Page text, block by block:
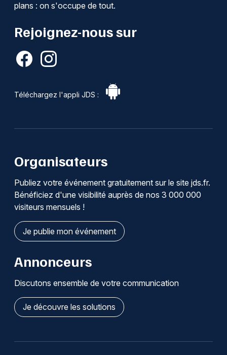
plans : on s'occupe de tout.
Rejoignez-nous sur
Téléchargez l'appli JDS :
Organisateurs
Publiez votre événement gratuitement sur le site jds.fr.
Bénéficiez d'une visibilité auprès de nos 3 000 000
visiteurs mensuels !
Je publie mon événement
Annonceurs
Discutons ensemble de votre communication
Je découvre les solutions